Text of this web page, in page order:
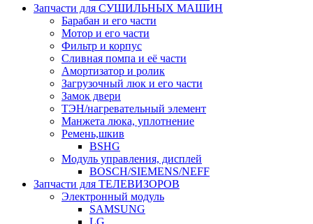
Запчасти для СУШИЛЬНЫХ МАШИН
Барабан и его части
Мотор и его части
Фильтр и корпус
Сливная помпа и её части
Амортизатор и ролик
Загрузочный люк и его части
Замок двери
ТЭН/нагревательный элемент
Манжета люка, уплотнение
Ремень,шкив
BSHG
Модуль управления, дисплей
BOSCH/SIEMENS/NEFF
Запчасти для ТЕЛЕВИЗОРОВ
Электронный модуль
SAMSUNG
LG